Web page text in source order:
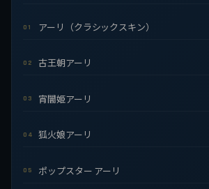
01 アーリ（クラシックスキン）
02 古王朝アーリ
03 宵闇姫アーリ
04 狐火娘アーリ
05 ポップスター アーリ